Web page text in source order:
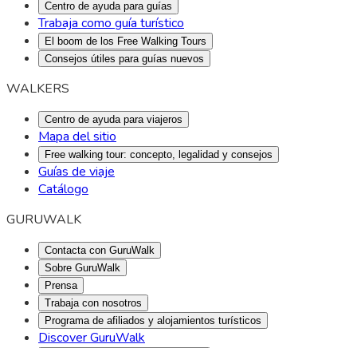
Centro de ayuda para guías
Trabaja como guía turístico
El boom de los Free Walking Tours
Consejos útiles para guías nuevos
WALKERS
Centro de ayuda para viajeros
Mapa del sitio
Free walking tour: concepto, legalidad y consejos
Guías de viaje
Catálogo
GURUWALK
Contacta con GuruWalk
Sobre GuruWalk
Prensa
Trabaja con nosotros
Programa de afiliados y alojamientos turísticos
Discover GuruWalk